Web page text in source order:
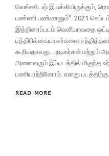
வெங்கடேஷ் இயக்கியிருக்கும்,
பண்ணி பண்ணனும்”. 2021
இத்திரைப்படம் வெளியாவதை
பத்திரிக்கையாளர்களை
கூறியதாவது… நடிகர்கள்
அனைவரும் இப்படத்தில் மிகுந்த
பணியாற்றினோம். எனது படத்திற்கு
READ MORE